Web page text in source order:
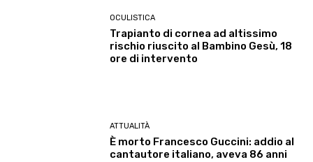
OCULISTICA
Trapianto di cornea ad altissimo
rischio riuscito al Bambino Gesù, 18
ore di intervento
ATTUALITÀ
È morto Francesco Guccini: addio al
cantautore italiano, aveva 86 anni